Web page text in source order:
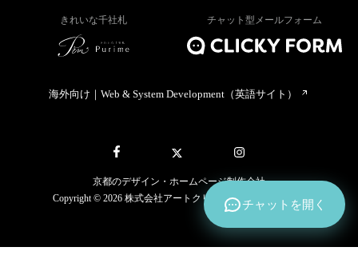
きれいな千社札 チャット型メールフォーム
海外向け｜Web & System Development（英語サイト）
京都のデザイン・ホームページ制作会社
Copyright © 2026 株式会社アートクリック All rights reserved.
チャットを開く